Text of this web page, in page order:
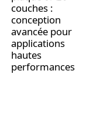
couches :
conception
avancée pour
applications
hautes
performances